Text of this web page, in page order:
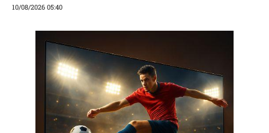
10/08/2026 05:40